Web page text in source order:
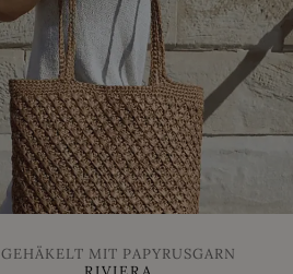
selber
machen
Heimwerken
Renovieren
DIY
GESCHÄFTE
Bastelbedarf
Stoffgeschäfte
Handgemachtes
GEHÄKELT MIT PAPYRUSGARN